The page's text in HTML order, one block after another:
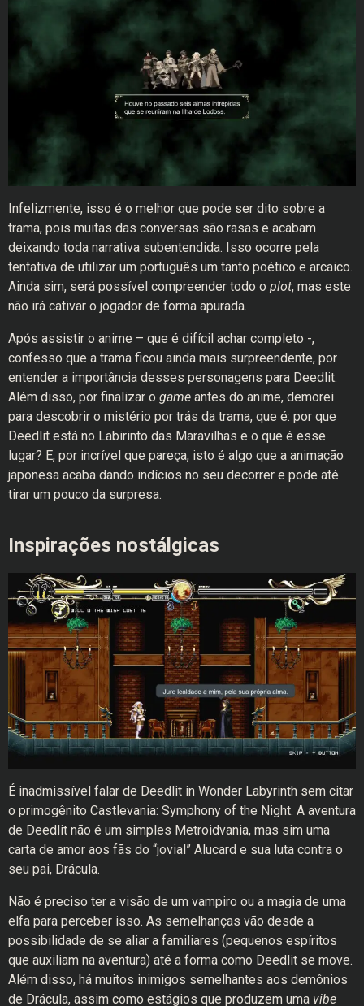
Infelizmente, isso é o melhor que pode ser dito sobre a
trama, pois muitas das conversas são rasas e acabam
deixando toda narrativa subentendida. Isso ocorre pela
tentativa de utilizar um português um tanto poético e arcaico.
Ainda sim, será possível compreender todo o plot, mas este
não irá cativar o jogador de forma apurada.
Após assistir o anime – que é difícil achar completo -,
confesso que a trama ficou ainda mais surpreendente, por
entender a importância desses personagens para Deedlit.
Além disso, por finalizar o game antes do anime, demorei
para descobrir o mistério por trás da trama, que é: por que
Deedlit está no Labirinto das Maravilhas e o que é esse
lugar? E, por incrível que pareça, isto é algo que a animação
japonesa acaba dando indícios no seu decorrer e pode até
tirar um pouco da surpresa.
Inspirações nostálgicas
É inadmissível falar de Deedlit in Wonder Labyrinth sem citar
o primogênito Castlevania: Symphony of the Night. A aventura
de Deedlit não é um simples Metroidvania, mas sim uma
carta de amor aos fãs do “jovial” Alucard e sua luta contra o
seu pai, Drácula.
Não é preciso ter a visão de um vampiro ou a magia de uma
elfa para perceber isso. As semelhanças vão desde a
possibilidade de se aliar a familiares (pequenos espíritos
que auxiliam na aventura) até a forma como Deedlit se move.
Além disso, há muitos inimigos semelhantes aos demônios
de Drácula, assim como estágios que produzem uma vibe